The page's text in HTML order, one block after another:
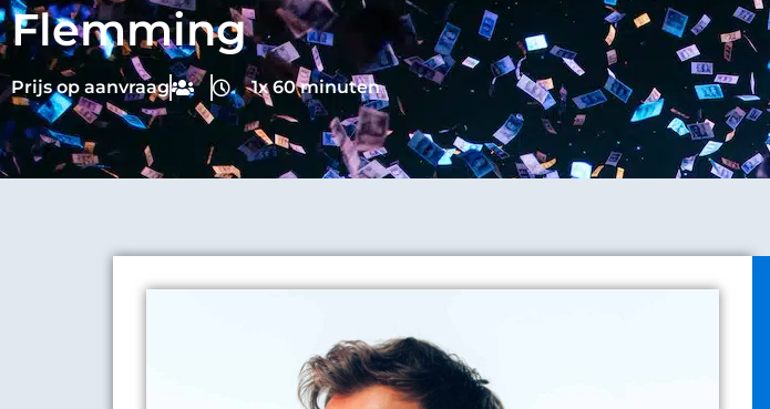
Flemming
Prijs op aanvraag 1x 60 minuten